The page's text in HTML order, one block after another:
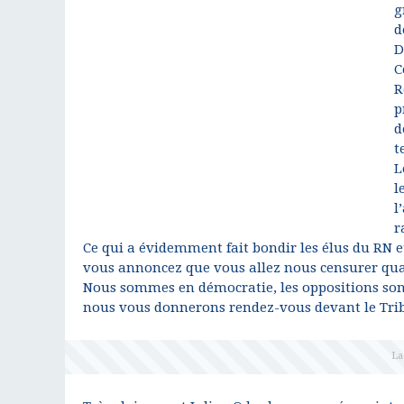
Ce qui a évidemment fait bondir les élus du RN
vous annoncez que vous allez nous censurer
Nous sommes en démocratie, les oppositions
nous vous donnerons rendez-vous devant le